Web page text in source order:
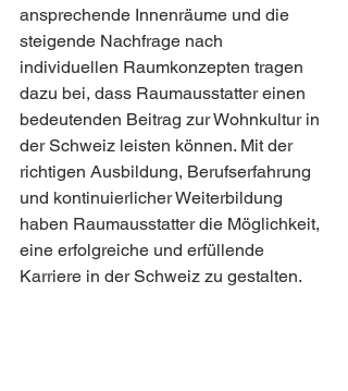
ansprechende Innenräume und die
steigende Nachfrage nach
individuellen Raumkonzepten tragen
dazu bei, dass Raumausstatter einen
bedeutenden Beitrag zur Wohnkultur in
der Schweiz leisten können. Mit der
richtigen Ausbildung, Berufserfahrung
und kontinuierlicher Weiterbildung
haben Raumausstatter die Möglichkeit,
eine erfolgreiche und erfüllende
Karriere in der Schweiz zu gestalten.